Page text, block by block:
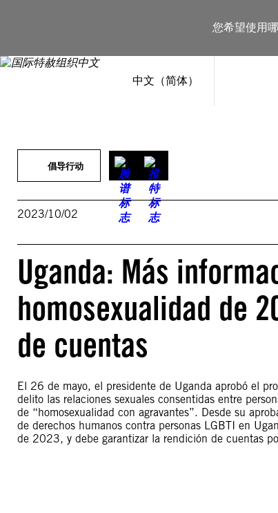
您希望使用
中文（简体）
倡导行动
2023/10/02
Uganda: Más
homosexualidad de
de cuentas
El 26 de mayo, el presidente de Uganda aprobó el
delito las relaciones sexuales consentidas entre
de “homosexualidad con agravantes”. Desde su
de derechos humanos contra personas LGBTI en
de 2023, y debe garantizar la rendición de cuentas